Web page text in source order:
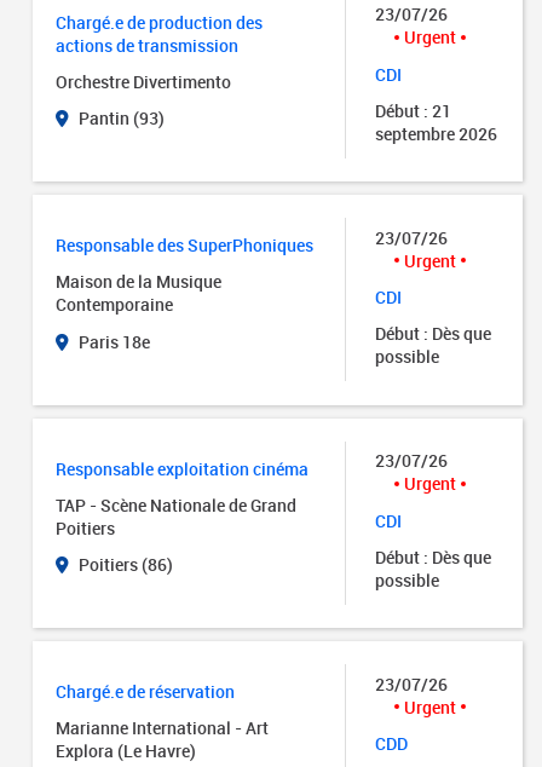
Chargé.e de production des
actions de transmission
Orchestre Divertimento
Pantin (93)
23/07/26
Urgent
CDI
Début : 21
septembre 2026
Responsable des SuperPhoniques
Maison de la Musique
Contemporaine
Paris 18e
23/07/26
Urgent
CDI
Début : Dès que
possible
Responsable exploitation cinéma
TAP - Scène Nationale de Grand
Poitiers
Poitiers (86)
23/07/26
Urgent
CDI
Début : Dès que
possible
Chargé.e de réservation
Marianne International - Art
Explora (Le Havre)
23/07/26
Urgent
CDD